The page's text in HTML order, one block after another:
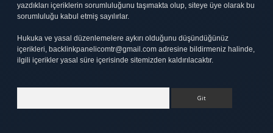
yazdıkları içeriklerin sorumluluğunu taşımakta olup, siteye üye olarak bu
sorumluluğu kabul etmiş sayılırlar.
Hukuka ve yasal düzenlemelere aykırı olduğunu düşündüğünüz
içerikleri, backlinkpanelicomtr@gmail.com adresine bildirmeniz halinde,
ilgili içerikler yasal süre içerisinde sitemizden kaldırılacaktır.